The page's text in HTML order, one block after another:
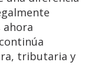
tributaria y